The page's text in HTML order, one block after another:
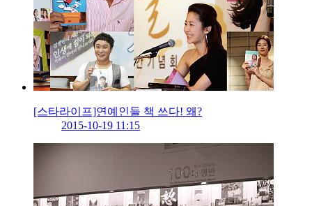
[스타라이프]연예인들 책 쓰다! 왜?
2015-10-19 11:15